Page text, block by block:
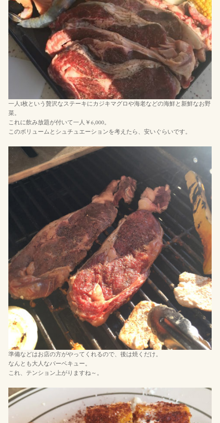
一人1枚という贅沢なステーキにカジキマグロや海老などの海鮮と新鮮なお野
菜。
これに飲み放題が付いて一人￥6,000。
このボリュームとシュチュエーションを考えたら、安いぐらいです。
準備などはお店の方がやってくれるので、後は焼くだけ。
なんとも大人なバーベキュー。
これ、テンション上がりますね～。